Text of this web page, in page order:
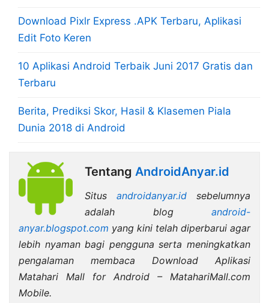
Download Pixlr Express .APK Terbaru, Aplikasi
Edit Foto Keren
10 Aplikasi Android Terbaik Juni 2017 Gratis dan
Terbaru
Berita, Prediksi Skor, Hasil & Klasemen Piala
Dunia 2018 di Android
Tentang AndroidAnyar.id
Situs androidanyar.id sebelumnya
adalah blog android-
anyar.blogspot.com yang kini telah diperbarui agar
lebih nyaman bagi pengguna serta meningkatkan
pengalaman membaca Download Aplikasi
Matahari Mall for Android – MatahariMall.com
Mobile.